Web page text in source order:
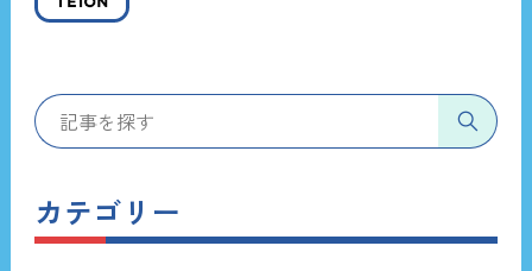
カテゴリー